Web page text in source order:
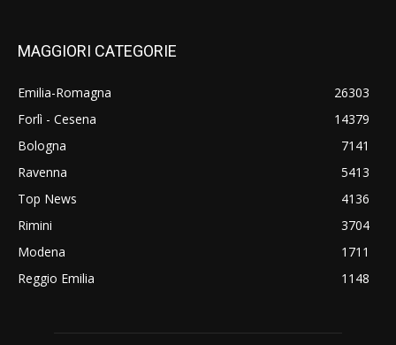
MAGGIORI CATEGORIE
Emilia-Romagna
26303
Forlì - Cesena
14379
Bologna
7141
Ravenna
5413
Top News
4136
Rimini
3704
Modena
1711
Reggio Emilia
1148